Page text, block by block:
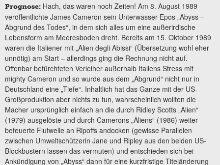
Prognose: Hach, das waren noch Zeiten! Am 8. August 1989
veröffentlichte James Cameron sein Unterwasser-Epos „Abyss –
Abgrund des Todes“, in dem sich alles um eine außerirdische
Lebensform am Meeresboden dreht. Bereits am 15. Oktober 1989
waren die Italiener mit „Alien degli Abissi“ (Übersetzung wohl eher
unnötig) am Start – allerdings ging die Rechnung nicht auf.
Offenbar befürchteten Verleiher außerhalb Italiens Stress mit
mighty Cameron und so wurde aus dem „Abgrund“ nicht nur in
Deutschland eine „Tiefe“. Inhaltlich hat das Ganze mit der US-
Großproduktion aber nichts zu tun, wahrscheinlich wollten die
Macher ursprünglich einfach an die durch Ridley Scotts „Alien“
(1979) ausgelöste und durch Camerons „Aliens“ (1986) weiter
befeuerte Flutwelle an Ripoffs andocken (gewisse Parallelen
zwischen Umweltschützerin Jane und Ripley aus den beiden US-
Blockbustern lassen das vermuten) und entschieden sich bei
Ankündigung von „Abyss“ dann für eine kurzfristige Titeländerung